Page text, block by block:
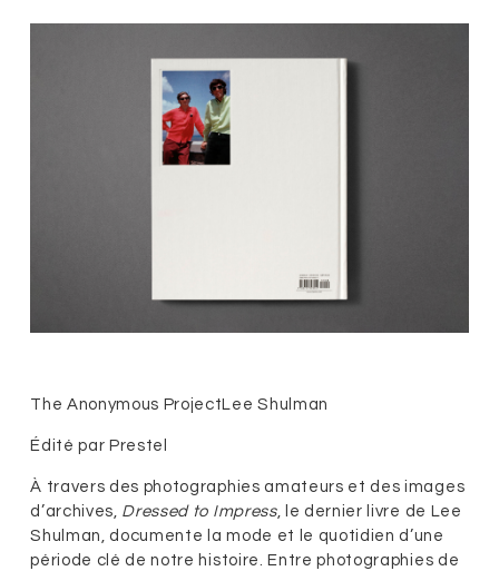
The Anonymous Project Lee Shulman
Édité par Prestel
À travers des photographies amateurs et des images
d’archives, Dressed to Impress, le dernier livre de Lee
Shulman, documente la mode et le quotidien d’une
période clé de notre histoire. Entre photographies de